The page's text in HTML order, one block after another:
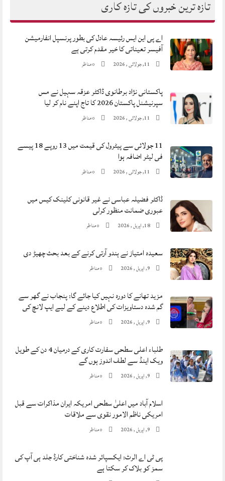
تازہ ترین خبروں کی تازہ کاری
اے پی این ایس رئیسہ عادل کی بطور پرنسپل انفارمیشن
آفیسر تعیناتی کا خیر مقدم کرتی ہے
11, جولائی , 2026 0مناظر
پاکستانی نژاد برطانوی ڈاکٹر عزقہ سہیل نے مس ​​
سپرنیشنل پاکستان 2026 کا تاج اپنے نام کر لیا
11, جولائی , 2026 0مناظر
11 جولائی سے پیٹرول کی قیمت میں 13 روپے 18 پیسے
فی لیٹر اضافہ ہوا
11, جولائی , 2026 0مناظر
ڈاکٹر فضیلہ عباسی نے غیر قانونی کلینک کیس میں
عبوری ضمانت منظور کرلی
18, اپریل , 2026 0مناظر
سعیدہ امتیاز نے ہندو آرتی کرنے کے بعد بحث چھیڑ دی
9, اپریل , 2026 0مناظر
مزید تھانے کا دورہ نہیں کیا جائے گا: پنجاب نے گھر سے
گم شدہ دستاویزات کی اطلاع دینے کے لیے ایپ لانچ کی
9, اپریل , 2026 0مناظر
طلباء اعلی سطحی سفارت کاری کے درمیان 4 دن کے طویل
ویک اینڈ سے لطف اندوز ہوں گے
9, اپریل , 2026 0مناظر
اسلام آباد میں اعلیٰ سطحی امریکہ ایران مذاکرات سے قبل
امریکی ناظم الامور نقوی سے ملاقات
9, اپریل , 2026 0مناظر
پی ٹی اے الرٹ: ایکسپائر شدہ شناختی کارڈ جلد ہی آپ کی
سمز کو بلاک کر سکتا ہے